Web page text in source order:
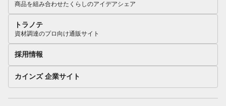
商品を組み合わせたくらしのアイデアシェア
トラノテ
資材調達のプロ向け通販サイト
採用情報
カインズ 企業サイト